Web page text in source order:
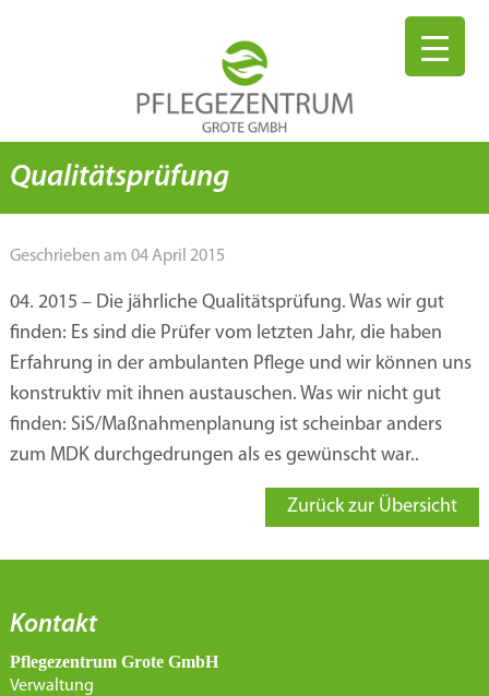
Qualitätsprüfung
Geschrieben am 04 April 2015
04. 2015 – Die jährliche Qualitätsprüfung. Was wir gut
finden: Es sind die Prüfer vom letzten Jahr, die haben
Erfahrung in der ambulanten Pflege und wir können uns
konstruktiv mit ihnen austauschen. Was wir nicht gut
finden: SiS/Maßnahmenplanung ist scheinbar anders
zum MDK durchgedrungen als es gewünscht war..
Zurück zur Übersicht
Kontakt
Pflegezentrum Grote GmbH
Verwaltung